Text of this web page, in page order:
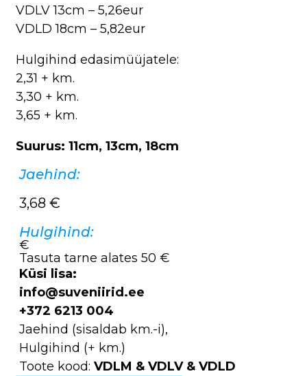
VDLV 13cm – 5,26eur
VDLD 18cm – 5,82eur
Hulgihind edasimüüjatele:
2,31 + km.
3,30 + km.
3,65 + km.
Suurus: 11cm, 13cm, 18cm
Jaehind:
3,68 €
Hulgihind:
€
Tasuta tarne alates 50 €
Küsi lisa:
info@suveniirid.ee
+372 6213 004
Jaehind (sisaldab km.-i),
Hulgihind (+ km.)
Toote kood: VDLM & VDLV & VDLD